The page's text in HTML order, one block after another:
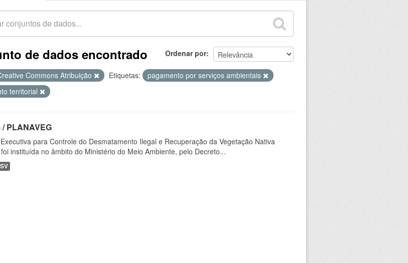
Ordenar por
de dados encontrado
Commons Atribuição Etiquetas:
pagamento por serviços ambientais
territorial
/ PLANAVEG
para Controle do Desmatamento Ilegal e Recuperação da Vegetação Nativa
foi instituída no âmbito do Ministério do Meio Ambiente, pelo Decreto...